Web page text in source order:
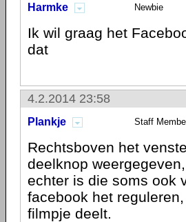
Harmke Newbie
Ik wil graag het
dat
4.2.2014 23:58
Plankje Staff
Rechtsboven het
deelknop weergegeven,
echter is die soms ook
facebook het
filmpje deelt.